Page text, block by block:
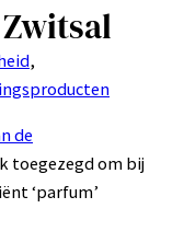
de
toegezegd om bij
‘parfum’